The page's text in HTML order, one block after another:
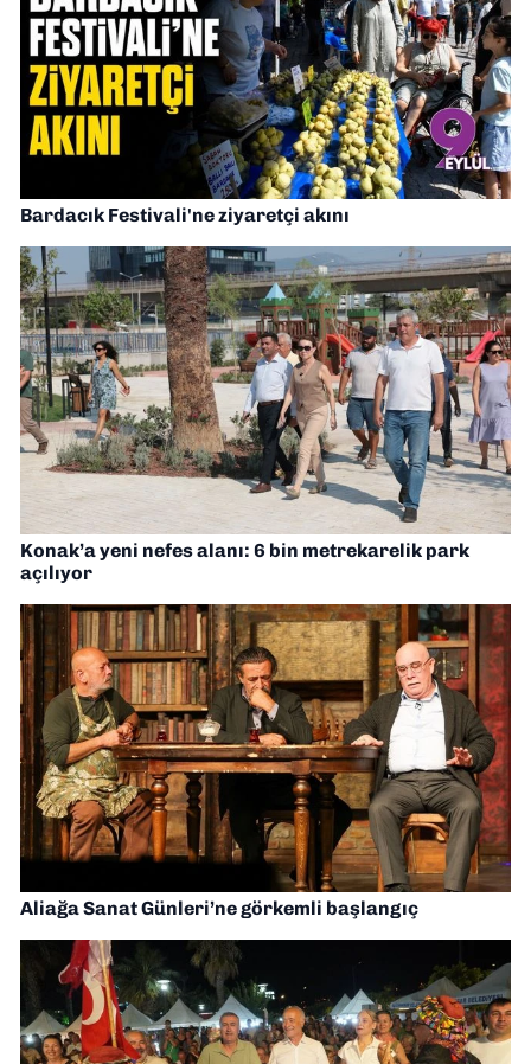
Bardacık Festivali'ne ziyaretçi akını
Konak’a yeni nefes alanı: 6 bin metrekarelik park
açılıyor
Aliağa Sanat Günleri’ne görkemli başlangıç